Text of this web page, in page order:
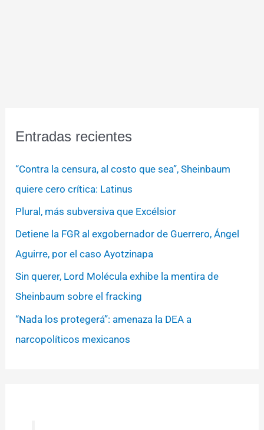
Entradas recientes
“Contra la censura, al costo que sea”, Sheinbaum
quiere cero crítica: Latinus
Plural, más subversiva que Excélsior
Detiene la FGR al exgobernador de Guerrero, Ángel
Aguirre, por el caso Ayotzinapa
Sin querer, Lord Molécula exhibe la mentira de
Sheinbaum sobre el fracking
“Nada los protegerá”: amenaza la DEA a
narcopolíticos mexicanos